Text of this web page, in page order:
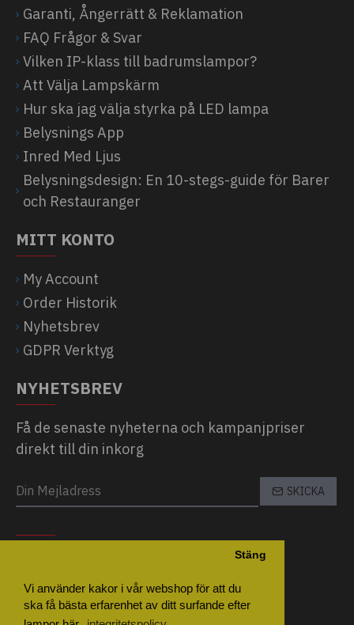
Vi använder kakor i vår webshop för att du
ska få bästa erfarenhet av ditt surfande efter
Stäng
Garanti, Ångerrätt & Reklamation
FAQ Frågor & Svar
Vilken IP-klass till badrumslampor?
Att Välja Lampskärm
Hur ska jag välja styrka på LED lampa
Belysnings App
Inred Med Ljus
Belysningsdesign: En 10-stegs-guide för Barer
och Restauranger
MITT KONTO
My Account
Order Historik
Nyhetsbrev
GDPR Verktyg
NYHETSBREV
Få de senaste nyheterna och kampanjpriser
direkt till din inkorg
SKICKA